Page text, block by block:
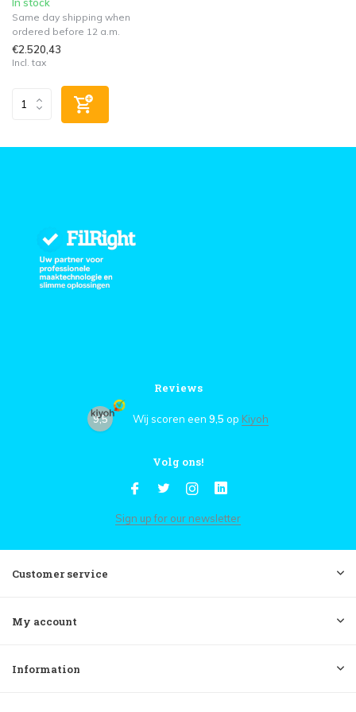
Same day shipping when
ordered before 12 a.m.
€2.520,43
Incl. tax
Reviews
9,5 Wij scoren een 9,5 op Kiyoh
Volg ons!
Sign up for our newsletter
Customer service
My account
Information